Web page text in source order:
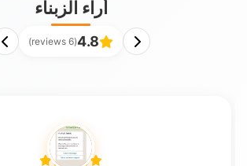
أراء الزبناء
4.8
(6 reviews)